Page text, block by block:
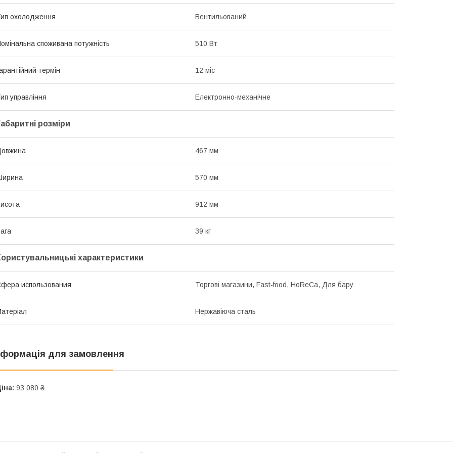
охолодження Вентильований
споживана потужність 510 Вт
термін 12 міс
управління Електронно-механічне
розміри
467 мм
570 мм
912 мм
39 кг
характеристики
использования Торгові магазини, Fast-food, HoReCa, Для бару
Нержавіюча сталь
для замовлення
93 080 ₴